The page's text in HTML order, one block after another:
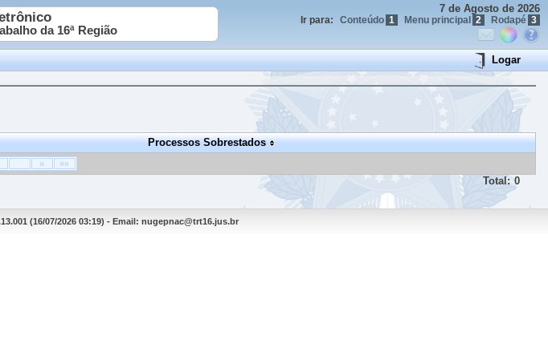
da 16ª Região
7 de Agosto de 2026
Ir para: Conteúdo 1 Menu principal 2 Rodapé 3
Logar
Processos Sobrestados
» »»
Total: 0
(16/07/2026 03:19) - Email: nugepnac@trt16.jus.br